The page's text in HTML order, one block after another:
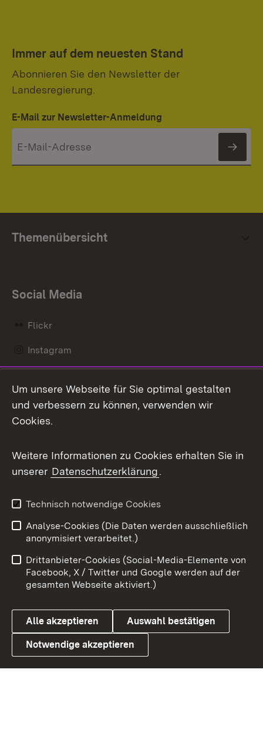
Immer auf dem neuesten Stand
Abonnieren Sie den Newsletter der
Landesregierung.
E-Mail zur Newsletter-Anmeldung
Themenübersicht
Social Media
Flickr
Instagram
Mastodon
Messenger
Social Wall
X / Twitter
Youtube
Link zum Landesportal
Benutzungshinweise
Barrierefreiheit
Datenschutz
Cookies
Um unsere Webseite für Sie optimal gestalten
und verbessern zu können, verwenden wir
Cookies.
Weitere Informationen zu Cookies erhalten Sie in
unserer Datenschutzerklärung.
Technisch notwendige Cookies
Analyse-Cookies (Die Daten werden ausschließlich
anonymisiert verarbeitet.)
Drittanbieter-Cookies (Social-Media-Elemente von
Facebook, X / Twitter und Google werden auf der
gesamten Webseite aktiviert.)
Alle akzeptieren Auswahl bestätigen
Notwendige akzeptieren